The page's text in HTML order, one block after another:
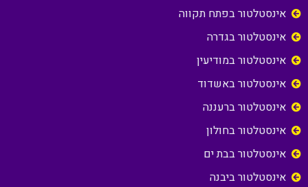
אינסטלטור בפתח תקווה
אינסטלטור בגדרה
אינסטלטור במודיעין
אינסטלטור באשדוד
אינסטלטור ברעננה
אינסטלטור בחולון
אינסטלטור בבת ים
אינסטלטור ביבנה